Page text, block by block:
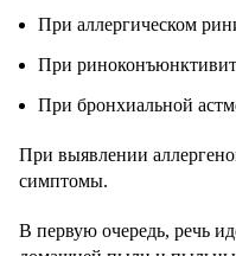
При аллергическом
При
При бронхиальной
При выявлении
симптомы.
В первую очередь, речь